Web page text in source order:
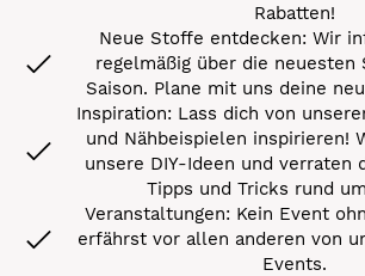
Rabatten!
Neue Stoffe entdecken: Wir
regelmäßig über die neuesten
Saison. Plane mit uns deine
Inspiration: Lass dich von
und Nähbeispielen inspirieren!
unsere DIY-Ideen und verraten
Tipps und Tricks rund
Veranstaltungen: Kein Event
erfährst vor allen anderen von
Events.